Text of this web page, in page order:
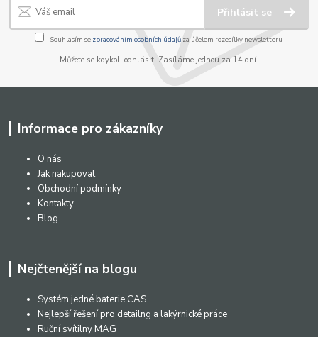
Přihlásit se
Souhlasím se zpracováním osobních údajůza účelem rozesílky newsletteru.
Můžete se kdykoli odhlásit. Zasíláme jednou za 14 dní.
Informace pro zákazníky
O nás
Jak nakupovat
Obchodní podmínky
Kontakty
Blog
Nejčtenější na blogu
Systém jedné baterie CAS
Nejlepší řešení pro detailng a lakýrnické práce
Ruční svítilny MAG